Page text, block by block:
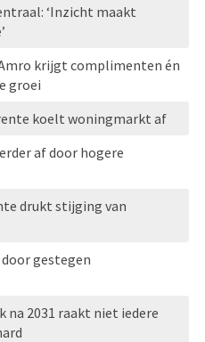
‘Inzicht maakt
krijgt complimenten én
groei
koelt woningmarkt af
af door hogere
drukt stijging van
gestegen
2031 raakt niet iedere